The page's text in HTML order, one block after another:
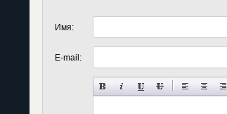
Имя:
E-mail: